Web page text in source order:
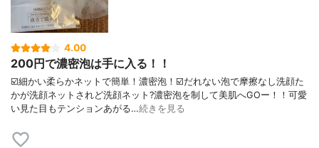
4.00
200円で濃密泡は手に入る！！
☑️細かい柔らかネットで簡単！濃密泡！☑️だれない泡で摩擦なし洗顔た
かが洗顔ネットされど洗顔ネット?濃密泡を制して美肌へGOー！！可愛
い見た目もテンションあがる…続きを見る